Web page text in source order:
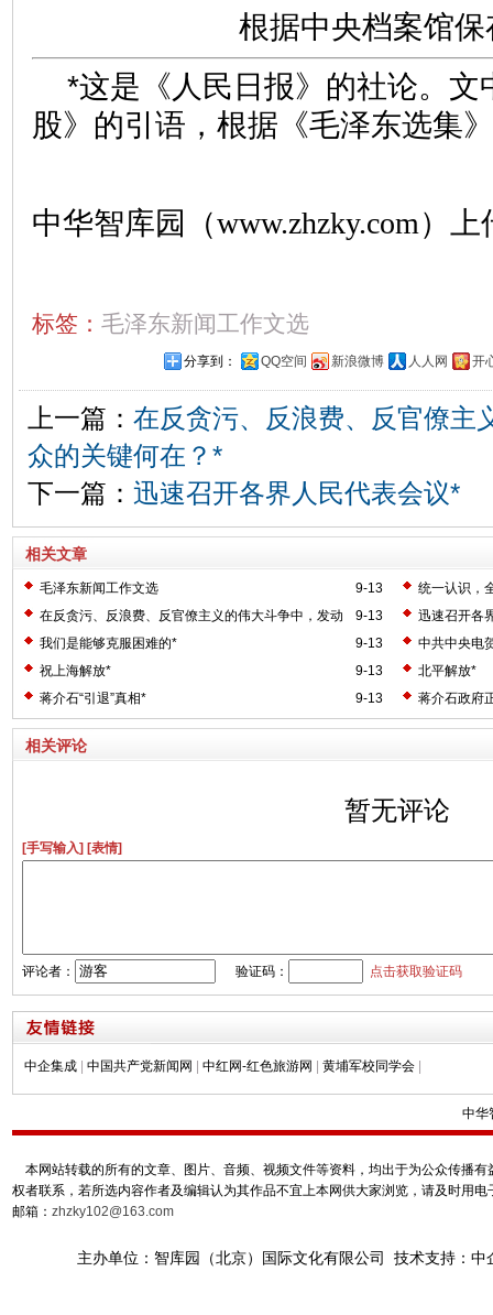
根据中央档案馆
*这是《人民日报》的社论。文
股》的引语，根据《毛泽东选集
中华智库园（www.zhzky.com）上
标签： 毛泽东新闻工作文选
分享到： QQ空间 新浪微博 人人网 开
上一篇： 在反贪污、反浪费、反官僚主
众的关键何在？*
下一篇： 迅速召开各界人民代表会议*
相关文章
9-13
毛泽东新闻工作文选
统一认识，
业的工作*
9-13
在反贪污、反浪费、反官僚主义的伟大斗争中，发动
群众的关键何在？*
迅速召开各
9-13
我们是能够克服困难的*
中共中央电
9-13
祝上海解放*
北平解放*
9-13
蒋介石“引退”真相* 蒋介石政府
相关评论
暂无评论
[手写输入] [表情]
评论者： 验证码： 点击获取验证码
中企集成 中国共产党新闻网 中红网-红色旅游网 黄埔军校同学会
中华
本网站转载的所有的文章、图片、音频、视频文件等资料，均出于为公众传播
权者联系，若所选内容作者及编辑认为其作品不宜上本网供大家浏览，请及时用
邮箱： zhzky102@163.com
主办单位：智库园（北京）国际文化有限公司 技术支持：